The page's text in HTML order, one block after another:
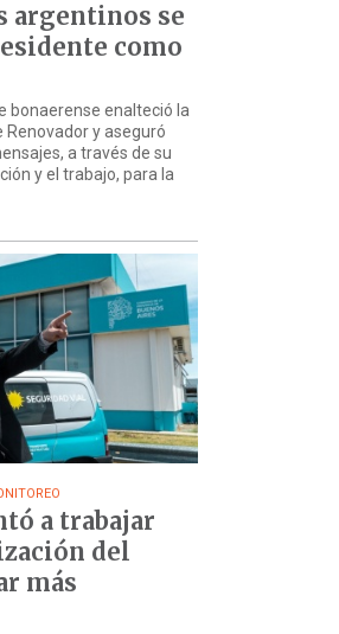
argentinos se
como
bonaerense enalteció la
Renovador y aseguró
a través de su
y el trabajo, para la
a trabajar
del
más